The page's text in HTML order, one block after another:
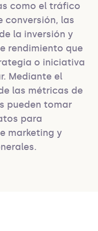
como el tráfico
conversión, las
la inversión y
rendimiento que
o iniciativa
Mediante el
las métricas de
pueden tomar
para
marketing y